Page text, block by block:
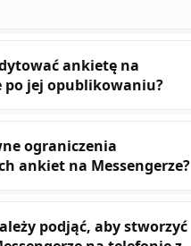
ankietę na
po jej opublikowaniu?
ograniczenia
ankiet na Messengerze?
podjąć, aby stworzyć